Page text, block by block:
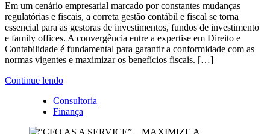
Em um cenário empresarial marcado por constantes mudanças
regulatórias e fiscais, a correta gestão contábil e fiscal se torna
essencial para as gestoras de investimentos, fundos de investimento
e family offices. A convergência entre a expertise em Direito e
Contabilidade é fundamental para garantir a conformidade com as
normas vigentes e maximizar os benefícios fiscais. […]
Continue lendo
Consultoria
Finança